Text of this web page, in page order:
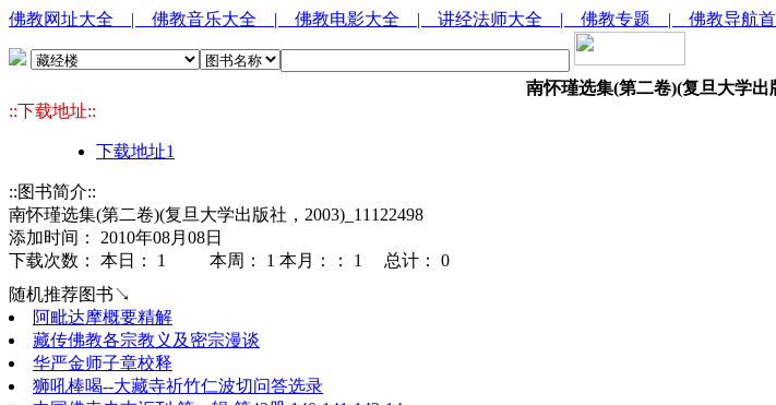
佛教网址大全 | 佛教音乐大全 | 佛教电影大全 | 讲经法师大全 | 佛教专题 | 佛教导航
南怀瑾选集(第二卷)(复旦大学出
::下载地址::
下载地址1
::图书简介::
南怀瑾选集(第二卷)(复旦大学出版社，2003)_11122498
添加时间： 2010年08月08日
下载次数： 本日： 1 本周： 1 本月：： 1 总计： 0
随机推荐图书↘
阿毗达摩概要精解
藏传佛教各宗教义及密宗漫谈
华严金师子章校释
狮吼棒喝--大藏寺祈竹仁波切问答选录